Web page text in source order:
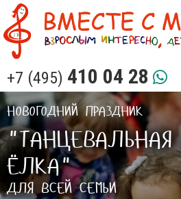
+7 (495) 410 04 28
НОВОГОДНИЙ ПРАЗДНИК
ЁЛКА"
ДЛЯ ВСЕЙ СЕМЬИ